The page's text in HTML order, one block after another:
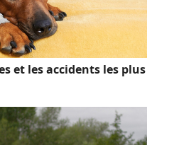
et les accidents les plus